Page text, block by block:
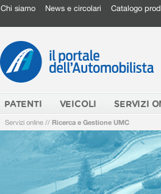
Chi siamo News e circolari Catalogo
PATENTI VEICOLI SERVIZI
Servizi online // Ricerca e Gestione UMC